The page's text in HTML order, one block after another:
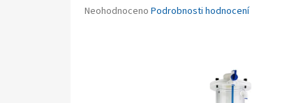
Průměrné
Neohodnoceno Podrobnosti hodnocení